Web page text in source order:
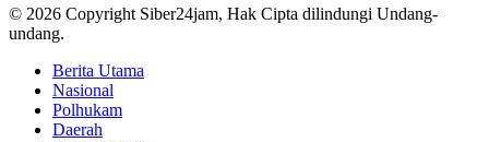
© 2026 Copyright Siber24jam, Hak Cipta dilindungi Undang-
undang.
Berita Utama
Nasional
Polhukam
Daerah